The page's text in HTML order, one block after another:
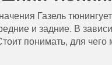
Газель
и задние. В
понимать, для